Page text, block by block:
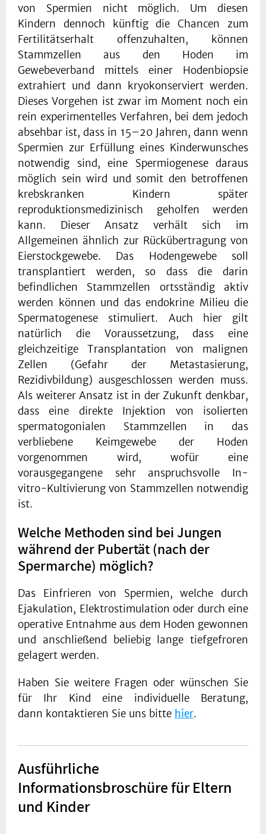
von Spermien nicht möglich. Um diesen
Kindern dennoch künftig die Chancen zum
Fertilitätserhalt offenzuhalten, können
Stammzellen aus den Hoden im
Gewebeverband mittels einer Hodenbiopsie
extrahiert und dann kryokonserviert werden.
Dieses Vorgehen ist zwar im Moment noch ein
rein experimentelles Verfahren, bei dem jedoch
absehbar ist, dass in 15–20 Jahren, dann wenn
Spermien zur Erfüllung eines Kinderwunsches
notwendig sind, eine Spermiogenese daraus
möglich sein wird und somit den betroffenen
krebskranken Kindern später
reproduktionsmedizinisch geholfen werden
kann. Dieser Ansatz verhält sich im
Allgemeinen ähnlich zur Rückübertragung von
Eierstockgewebe. Das Hodengewebe soll
transplantiert werden, so dass die darin
befindlichen Stammzellen ortsständig aktiv
werden können und das endokrine Milieu die
Spermatogenese stimuliert. Auch hier gilt
natürlich die Voraussetzung, dass eine
gleichzeitige Transplantation von malignen
Zellen (Gefahr der Metastasierung,
Rezidivbildung) ausgeschlossen werden muss.
Als weiterer Ansatz ist in der Zukunft denkbar,
dass eine direkte Injektion von isolierten
spermatogonialen Stammzellen in das
verbliebene Keimgewebe der Hoden
vorgenommen wird, wofür eine
vorausgegangene sehr anspruchsvolle In-
vitro-Kultivierung von Stammzellen notwendig
ist.
Welche Methoden sind bei Jungen
während der Pubertät (nach der
Spermarche) möglich?
Das Einfrieren von Spermien, welche durch
Ejakulation, Elektrostimulation oder durch eine
operative Entnahme aus dem Hoden gewonnen
und anschließend beliebig lange tiefgefroren
gelagert werden.
Haben Sie weitere Fragen oder wünschen Sie
für Ihr Kind eine individuelle Beratung,
dann kontaktieren Sie uns bitte hier.
Ausführliche
Informationsbroschüre für Eltern
und Kinder